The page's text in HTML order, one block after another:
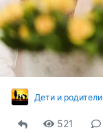
Дети и родители
521